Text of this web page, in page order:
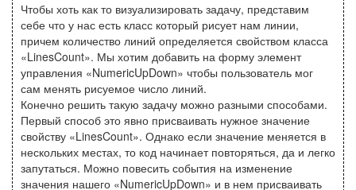
Чтобы хоть как то визуализировать задачу, представим
себе что у нас есть класс который рисует нам линии,
причем количество линий определяется свойством класса
«LinesCount». Мы хотим добавить на форму элемент
управления «NumericUpDown» чтобы пользователь мог
сам менять рисуемое число линий.
Конечно решить такую задачу можно разными способами.
Первый способ это явно присваивать нужное значение
свойству «LinesCount». Однако если значение меняется в
нескольких местах, то код начинает повторяться, да и легко
запутаться. Можно повесить события на изменение
значения нашего «NumericUpDown» и в нем присваивать